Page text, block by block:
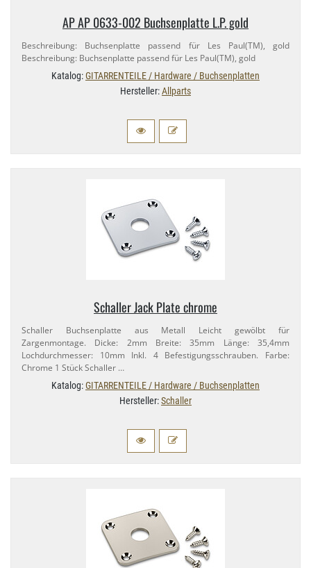
AP AP 0633-​002 Buchsenplatte L.​P. gold
Beschreibung: Buchsenplatte passend für Les Paul(TM), gold
Beschreibung: Buchsenplatte passend für Les Paul(TM), gold
Katalog:GITARRENTEILE / Hardware / Buchsenplatten
Hersteller:Allparts
Schaller Jack Plate chrome
Schaller Buchsenplatte aus Metall Leicht gewölbt für
Zargenmontage. Dicke: 2mm Breite: 35mm Länge: 35,​4mm
Lochdurchmesser: 10mm Inkl. 4 Befestigungsschrauben. Farbe:
Chrome 1 Stück Schaller …
Katalog:GITARRENTEILE / Hardware / Buchsenplatten
Hersteller:Schaller